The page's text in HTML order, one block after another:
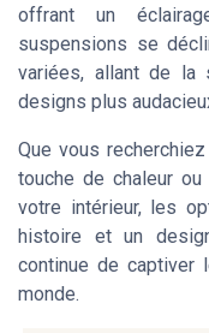
offrant un
suspensions se
variées, allant de la
designs plus
Que vous
touche de chaleur
votre intérieur, les
histoire et un
continue de captiver
monde.